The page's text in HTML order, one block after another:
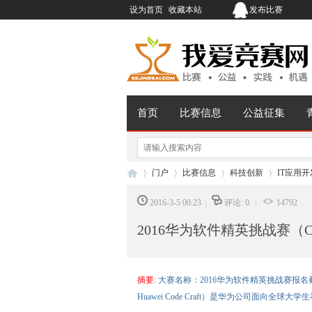
设为首页 收藏本站 发布比赛
首页 比赛信息 公益征集
›
门户
›
比赛信息
›
科技创新
›
IT应用开
2016-3-5 00:23 评论: 0 14792
2016华为软件精英挑战赛（
摘要: 大赛名称：2016华为软件精英挑战赛报
Huawei Code Craft）是华为公司面向全球大学